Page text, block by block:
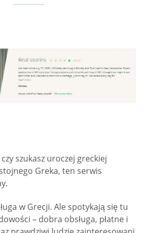
szukasz uroczej greckiej
Greka, ten serwis
w Grecji. Ale spotykają się tu
– dobra obsługa, płatne i